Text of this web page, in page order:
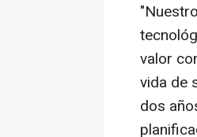
valor
vida de
dos